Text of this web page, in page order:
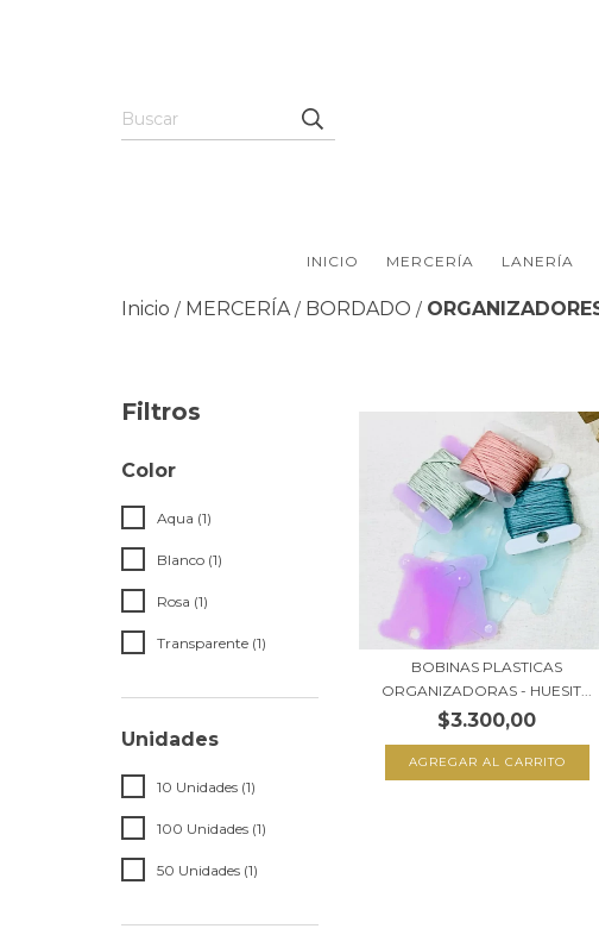
INICIO MERCERÍA LANERÍA
Inicio / MERCERÍA / BORDADO /
Filtros
Color
Aqua (1)
Blanco (1)
Rosa (1)
Transparente (1)
Unidades
10 Unidades (1)
100 Unidades (1)
50 Unidades (1)
BOBINAS PLASTICAS
ORGANIZADORAS - HUESIT...
$3.300,00
AGREGAR AL CARRITO